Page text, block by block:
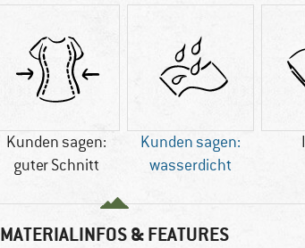
Kunden sagen:
guter Schnitt
Kunden sagen:
wasserdicht
MATERIALINFOS & FEATURES